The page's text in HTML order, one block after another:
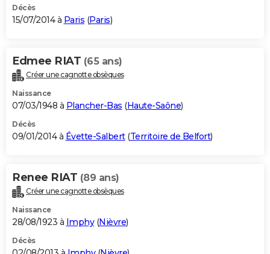
Décès
15/07/2014 à Paris (Paris)
Edmee RIAT (65 ans)
Créer une cagnotte obsèques
Naissance
07/03/1948 à Plancher-Bas (Haute-Saône)
Décès
09/01/2014 à Évette-Salbert(Territoire de Belfort)
Renee RIAT (89 ans)
Créer une cagnotte obsèques
Naissance
28/08/1923 à Imphy(Nièvre)
Décès